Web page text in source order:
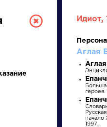
Идиот,
Аглая
начало
1997.